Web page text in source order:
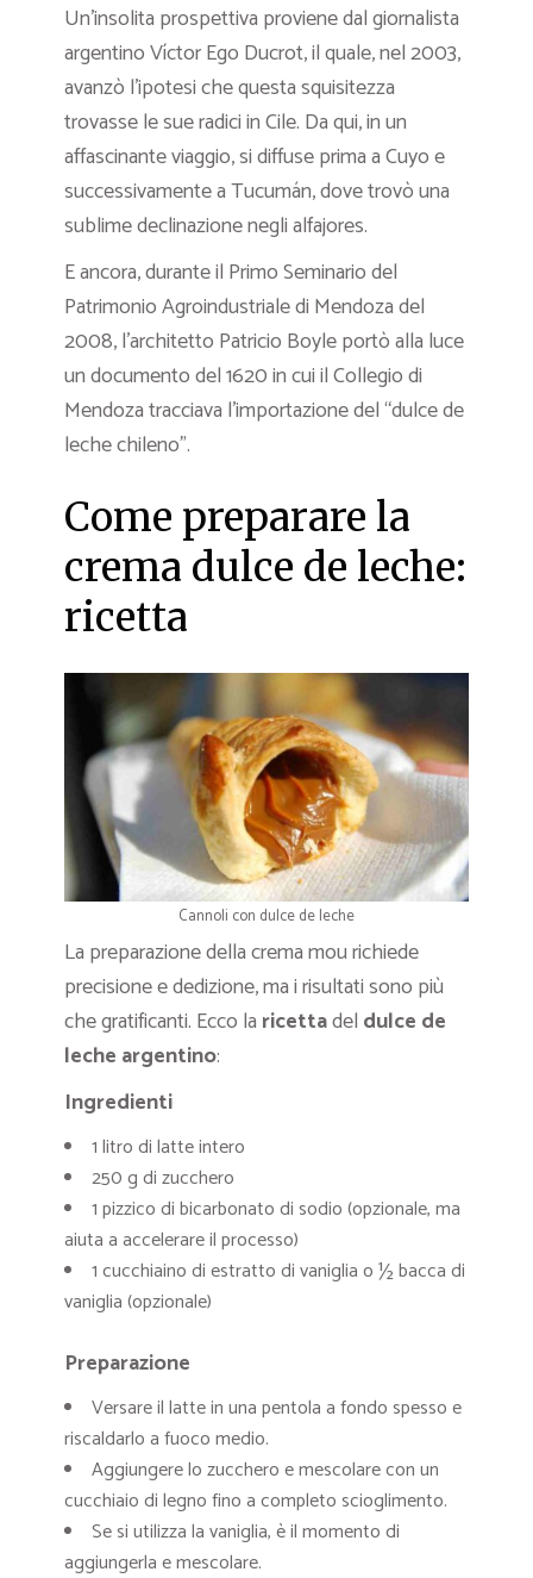
Un’insolita prospettiva proviene dal giornalista
argentino Víctor Ego Ducrot, il quale, nel 2003,
avanzò l’ipotesi che questa squisitezza
trovasse le sue radici in Cile. Da qui, in un
affascinante viaggio, si diffuse prima a Cuyo e
successivamente a Tucumán, dove trovò una
sublime declinazione negli alfajores.
E ancora, durante il Primo Seminario del
Patrimonio Agroindustriale di Mendoza del
2008, l’architetto Patricio Boyle portò alla luce
un documento del 1620 in cui il Collegio di
Mendoza tracciava l’importazione del “dulce de
leche chileno”.
Come preparare la
crema dulce de leche:
ricetta
Cannoli con dulce de leche
La preparazione della crema mou richiede
precisione e dedizione, ma i risultati sono più
che gratificanti. Ecco la ricettadel dulce de
leche argentino:
Ingredienti
1 litro di latte intero
250 g di zucchero
1 pizzico di bicarbonato di sodio (opzionale, ma
aiuta a accelerare il processo)
1 cucchiaino di estratto di vaniglia o ½ bacca di
vaniglia (opzionale)
Preparazione
Versare il latte in una pentola a fondo spesso e
riscaldarlo a fuoco medio.
Aggiungere lo zucchero e mescolare con un
cucchiaio di legno fino a completo scioglimento.
Se si utilizza la vaniglia, è il momento di
aggiungerla e mescolare.